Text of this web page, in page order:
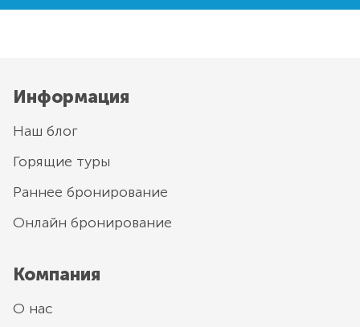
Информация
Наш блог
Горящие туры
Раннее бронирование
Онлайн бронирование
Компания
О нас